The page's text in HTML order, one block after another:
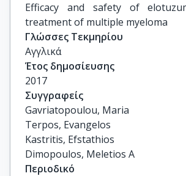
Efficacy and safety of
treatment of multiple myeloma
Γλώσσες Τεκμηρίου
Αγγλικά
Έτος δημοσίευσης
2017
Συγγραφείς
Gavriatopoulou, Maria
Terpos, Evangelos
Kastritis, Efstathios
Dimopoulos, Meletios A
Περιοδικό